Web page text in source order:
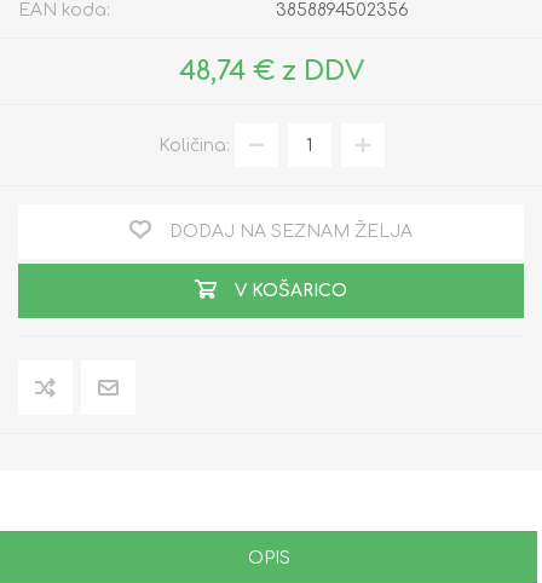
EAN koda: 3858894502356
48,74 € z DDV
Količina:
DODAJ NA SEZNAM ŽELJA
V KOŠARICO
OPIS